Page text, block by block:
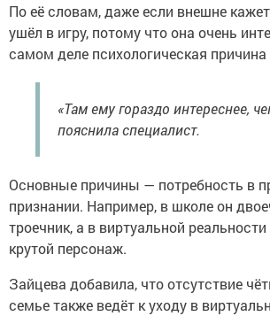
По её словам, даже если внешне
ушёл в игру, потому что она очень
самом деле психологическая причина
«Там ему гораздо интереснее,
пояснила специалист.
Основные причины — потребность в
признании. Например, в школе он
троечник, а в виртуальной
крутой персонаж.
Зайцева добавила, что отсутствие
семье также ведёт к уходу в